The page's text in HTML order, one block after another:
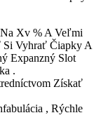
Xv % A Veľmi
Si Vyhrať Čiapky A
Expanzný Slot
.
Získať
, Rýchle